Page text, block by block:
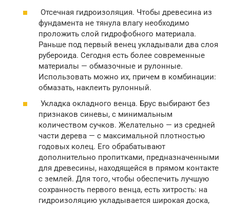
Отсечная гидроизоляция. Чтобы древесина из
фундамента не тянула влагу необходимо
проложить слой гидрофобного материала.
Раньше под первый венец укладывали два слоя
рубероида. Сегодня есть более современные
материалы — обмазочные и рулонные.
Использовать можно их, причем в комбинации:
обмазать, наклеить рулонный.
Укладка окладного венца. Брус выбирают без
признаков синевы, с минимальным
количеством сучков. Желательно — из средней
части дерева — с максимальной плотностью
годовых колец. Его обрабатывают
дополнительно пропитками, предназначенными
для древесины, находящейся в прямом контакте
с землей. Для того, чтобы обеспечить лучшую
сохранность первого венца, есть хитрость: на
гидроизоляцию укладывается широкая доска,